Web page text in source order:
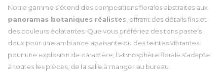
Notre gamme s’étend des compositions florales abstraites aux
panoramas botaniques réalistes , offrant des détails fins et
des couleurs éclatantes. Que vous préfériez des tons pastels
doux pour une ambiance apaisante ou des teintes vibrantes
pour une explosion de caractère, l'atmosphère florale s'adapte
à toutes les pièces, de la salle à manger au bureau.